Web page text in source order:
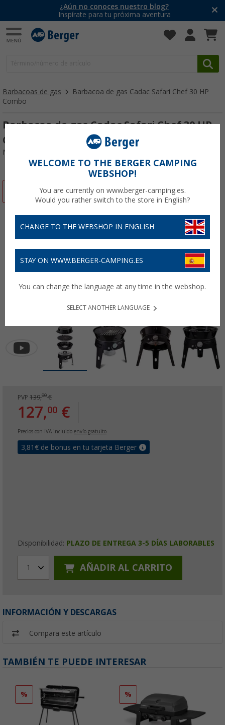
¿Aún no conoces nuestro blog?
Inspírate para tu próxima aventura
Barbacoas de gas
Barbacoa de gas Cadac Safari Chef 30 HP
Combo
Barbacoa de gas Cadac Safari Chef 30 HP
Combo
Nº de artículo 540141
PVP 139,00€
127,00 €
Precios con IVA incluido envío gratuito
3,81 € de bonus en tu tarjeta Berger
Disponibilidad: PLAZO DE ENTREGA 3-5 DÍAS LABORABLES
1 AÑADIR AL CARRITO
INFORMACIÓN Y DESCARGAS
Compara este artículo
TAMBIÉN TE PUEDE INTERESAR
% %
WELCOME TO THE BERGER CAMPING
WEBSHOP!
You are currently on www.berger-camping.es.
Would you rather switch to the store in English?
CHANGE TO THE WEBSHOP IN ENGLISH
STAY ON WWW.BERGER-CAMPING.ES
You can change the language at any time in the webshop.
SELECT ANOTHER LANGUAGE